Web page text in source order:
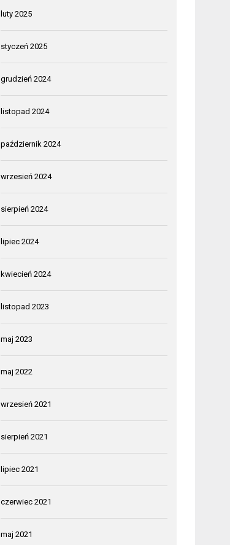
luty 2025
styczeń 2025
grudzień 2024
listopad 2024
październik 2024
wrzesień 2024
sierpień 2024
lipiec 2024
kwiecień 2024
listopad 2023
maj 2023
maj 2022
wrzesień 2021
sierpień 2021
lipiec 2021
czerwiec 2021
maj 2021